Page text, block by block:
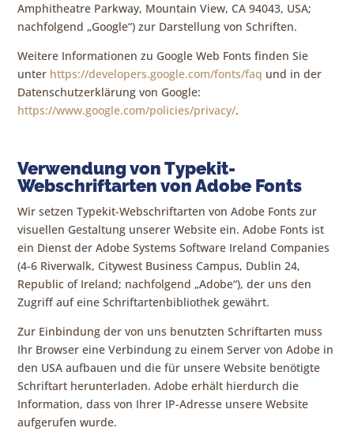
Amphitheatre Parkway, Mountain View, CA 94043, USA;
nachfolgend „Google“) zur Darstellung von Schriften.
Weitere Informationen zu Google Web Fonts finden Sie
unter https://developers.google.com/fonts/faq und in der
Datenschutzerklärung von Google:
https://www.google.com/policies/privacy/.
Verwendung von Typekit-
Webschriftarten von Adobe Fonts
Wir setzen Typekit-Webschriftarten von Adobe Fonts zur
visuellen Gestaltung unserer Website ein. Adobe Fonts ist
ein Dienst der Adobe Systems Software Ireland Companies
(4-6 Riverwalk, Citywest Business Campus, Dublin 24,
Republic of Ireland; nachfolgend „Adobe“), der uns den
Zugriff auf eine Schriftartenbibliothek gewährt.
Zur Einbindung der von uns benutzten Schriftarten muss
Ihr Browser eine Verbindung zu einem Server von Adobe in
den USA aufbauen und die für unsere Website benötigte
Schriftart herunterladen. Adobe erhält hierdurch die
Information, dass von Ihrer IP-Adresse unsere Website
aufgerufen wurde.